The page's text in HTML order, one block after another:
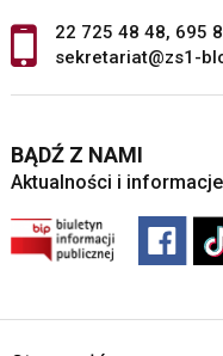
22 725 48 48, 695
sekretariat@zs1-
BĄDŹ Z NAMI
Aktualności i informacje